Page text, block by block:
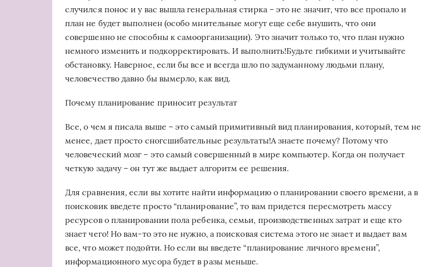
случился понос и у вас вышла генеральная стирка – это не значит, что все пропало и
план не будет выполнен (особо мнительные могут еще себе внушить, что они
совершенно не способны к самоорганизации). Это значит только то, что план нужно
немного изменить и подкорректировать. И выполнить!Будьте гибкими и учитывайте
обстановку. Наверное, если бы все и всегда шло по задуманному людьми плану,
человечество давно бы вымерло, как вид.
Почему планирование приносит результат
Все, о чем я писала выше – это самый примитивный вид планирования, который, тем не
менее, дает просто сногсшибательные результаты!А знаете почему? Потому что
человеческий мозг – это самый совершенный в мире компьютер. Когда он получает
четкую задачу – он тут же выдает алгоритм ее решения.
Для сравнения, если вы хотите найти информацию о планировании своего времени, а в
поисковик введете просто “планирование”, то вам придется пересмотреть массу
ресурсов о планировании пола ребенка, семьи, производственных затрат и еще кто
знает чего! Но вам-то это не нужно, а поисковая система этого не знает и выдает вам
все, что может подойти. Но если вы введете “планирование личного времени”,
информационного мусора будет в разы меньше.